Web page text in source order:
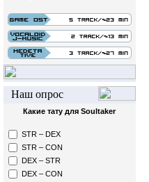
Наш опрос
Какие тату для Soultaker
STR – DEX
STR – CON
DEX – STR
DEX – CON